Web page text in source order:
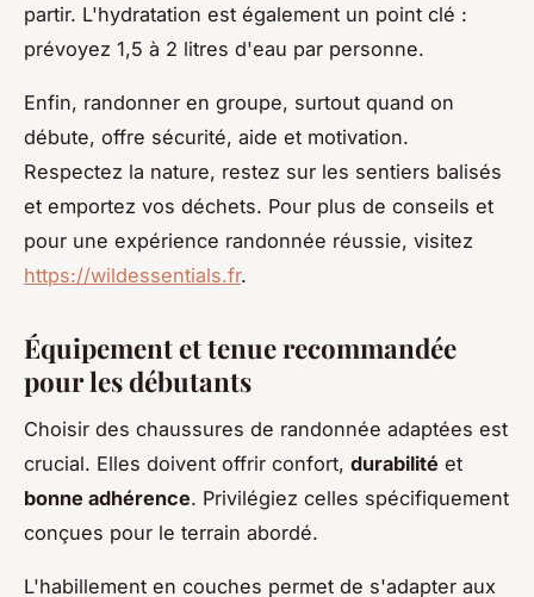
partir. L'hydratation est également un point clé :
prévoyez 1,5 à 2 litres d'eau par personne.
Enfin, randonner en groupe, surtout quand on
débute, offre sécurité, aide et motivation.
Respectez la nature, restez sur les sentiers balisés
et emportez vos déchets. Pour plus de conseils et
pour une expérience randonnée réussie, visitez
https://wildessentials.fr.
Équipement et tenue recommandée
pour les débutants
Choisir des chaussures de randonnée adaptées est
crucial. Elles doivent offrir confort, durabilité et
bonne adhérence. Privilégiez celles spécifiquement
conçues pour le terrain abordé.
L'habillement en couches permet de s'adapter aux